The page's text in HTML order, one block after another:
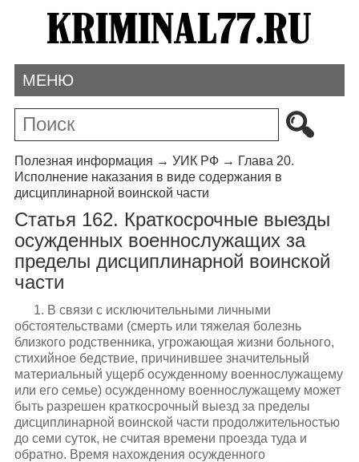
МЕНЮ
Полезная информация → УИК РФ→ Глава 20.
Исполнение наказания в виде содержания в
дисциплинарной воинской части
Статья 162. Краткосрочные выезды
осужденных военнослужащих за
пределы дисциплинарной воинской
части
1. В связи с исключительными личными
обстоятельствами (смерть или тяжелая болезнь
близкого родственника, угрожающая жизни больного,
стихийное бедствие, причинившее значительный
материальный ущерб осужденному военнослужащему
или его семье) осужденному военнослужащему может
быть разрешен краткосрочный выезд за пределы
дисциплинарной воинской части продолжительностью
до семи суток, не считая времени проезда туда и
обратно. Время нахождения осужденного